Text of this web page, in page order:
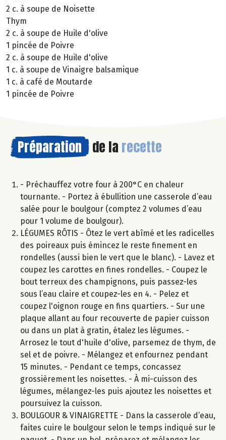
2 c. à soupe de Noisette
Thym
2 c. à soupe de Huile d'olive
1 pincée de Poivre
2 c. à soupe de Huile d'olive
1 c. à soupe de Vinaigre balsamique
1 c. à café de Moutarde
1 pincée de Poivre
Préparation de la recette
- Préchauffez votre four à 200°C en chaleur
tournante. - Portez à ébullition une casserole d’eau
salée pour le boulgour (comptez 2 volumes d’eau
pour 1 volume de boulgour).
LÉGUMES RÔTIS - Ôtez le vert abîmé et les radicelles
des poireaux puis émincez le reste finement en
rondelles (aussi bien le vert que le blanc). - Lavez et
coupez les carottes en fines rondelles. - Coupez le
bout terreux des champignons, puis passez-les
sous l’eau claire et coupez-les en 4. - Pelez et
coupez l'oignon rouge en fins quartiers. - Sur une
plaque allant au four recouverte de papier cuisson
ou dans un plat à gratin, étalez les légumes. -
Arrosez le tout d'huile d'olive, parsemez de thym, de
sel et de poivre. - Mélangez et enfournez pendant
15 minutes. - Pendant ce temps, concassez
grossièrement les noisettes. - À mi-cuisson des
légumes, mélangez-les puis ajoutez les noisettes et
poursuivez la cuisson.
BOULGOUR & VINAIGRETTE - Dans la casserole d’eau,
faites cuire le boulgour selon le temps indiqué sur le